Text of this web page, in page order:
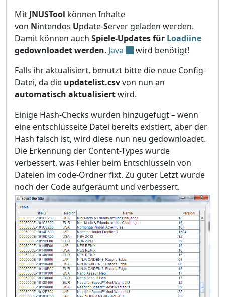
Mit JNUSTool können Inhalte
von Nintendos Update-Server geladen werden.
Damit können auch Spiele-Updates für Loadiine
gedownloadet werden. Java
wird benötigt!
Falls ihr aktualisiert, benutzt bitte die neue Config-
Datei, da die updatelist.csvvon nun an
automatisch aktualisiertwird.
Einige Hash-Checks wurden hinzugefügt – wenn
eine entschlüsselte Datei bereits existiert, aber der
Hash falsch ist, wird diese nun neu gedownloadet.
Die Erkennung der Content-Types wurde
verbessert, was Fehler beim Entschlüsseln von
Dateien im code-Ordner fixt. Zu guter Letzt wurde
noch der Code aufgeräumt und verbessert.